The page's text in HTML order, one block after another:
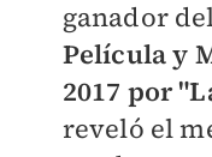
ganador
Película y
2017 por
reveló el